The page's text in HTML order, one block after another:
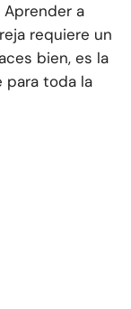
a
requiere un
bien, es la
para toda la